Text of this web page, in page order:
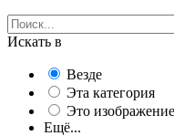
Искать в
Везде
Эта категория
Это изображение
Ещё...